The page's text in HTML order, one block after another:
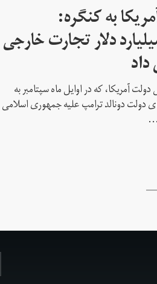
به کنگره:
۷۰ میلیارد دلار تجارت خارجی
آمریکا، که در اوایل ماه سپتامبر به
دولت دونالد ترامپ علیه جمهوری اسلامی